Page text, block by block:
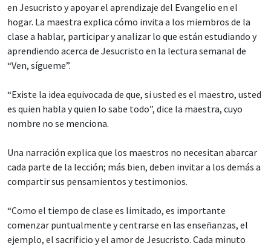
en Jesucristo y apoyar el aprendizaje del Evangelio en el
hogar. La maestra explica cómo invita a los miembros de la
clase a hablar, participar y analizar lo que están estudiando y
aprendiendo acerca de Jesucristo en la lectura semanal de
“Ven, sígueme”.
“Existe la idea equivocada de que, si usted es el maestro, usted
es quien habla y quien lo sabe todo”, dice la maestra, cuyo
nombre no se menciona.
Una narración explica que los maestros no necesitan abarcar
cada parte de la lección; más bien, deben invitar a los demás a
compartir sus pensamientos y testimonios.
“Como el tiempo de clase es limitado, es importante
comenzar puntualmente y centrarse en las enseñanzas, el
ejemplo, el sacrificio y el amor de Jesucristo. Cada minuto